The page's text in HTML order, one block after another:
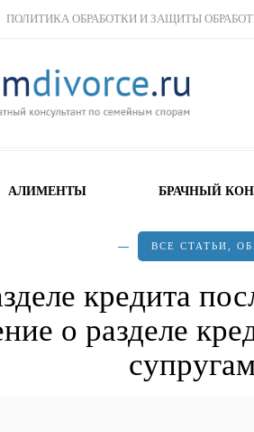
ПОЛИТИКА ОБРАБОТКИ И ЗАЩИТЫ
АЛИМЕНТЫ БРАЧНЫЙ
ВСЕ СТАТЬИ
кредита
о разделе